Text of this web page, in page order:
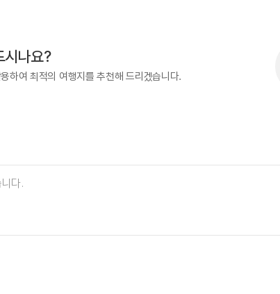
시나요?
하여 최적의 여행지를 추천해 드리겠습니다.